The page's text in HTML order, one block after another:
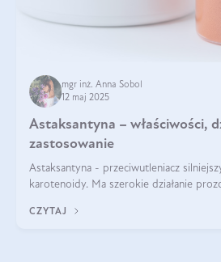
mgr inż. Anna Sobol
12 maj 2025
Astaksantyna – właściwości,
zastosowanie
Astaksantyna - przeciwutleniacz
karotenoidy. Ma szerokie działanie
CZYTAJ